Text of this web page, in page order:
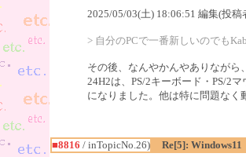
2025/05/03(土) 18:06:51 編集(投稿
> 自分のPCで一番新しいのでも
その後、なんやかんやありながら
24H2は、PS/2キーボード・PS/2
になりました。他は特に問題なく
■8816 / inTopicNo.26) Re[5]: Windows11